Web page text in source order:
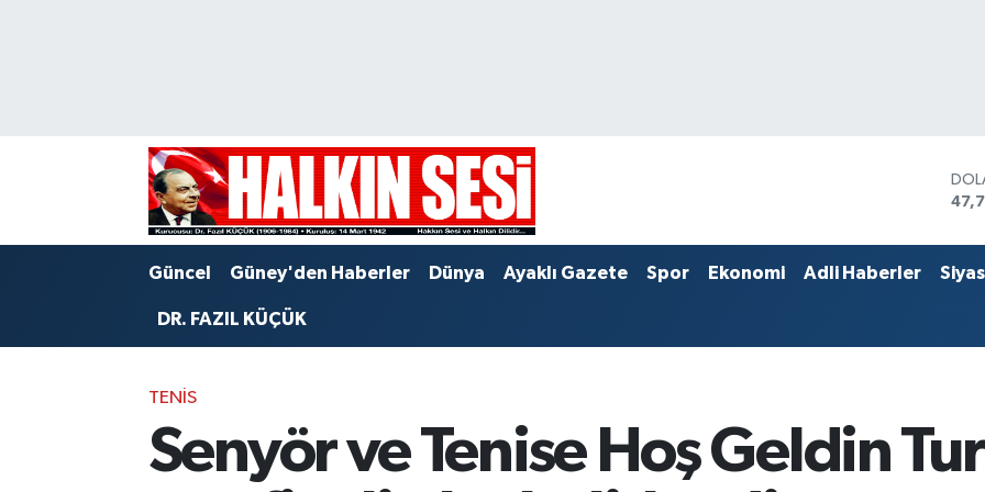
Güncel Güney'den Haberler Dünya Ayaklı Gazete Spor Ekonomi Adli Haberler
DR. FAZIL KÜÇÜK
TENIS
Senyör ve Tenise Hoş Geldin
Trafik Durumu
Puan Durumu ve Fikstür